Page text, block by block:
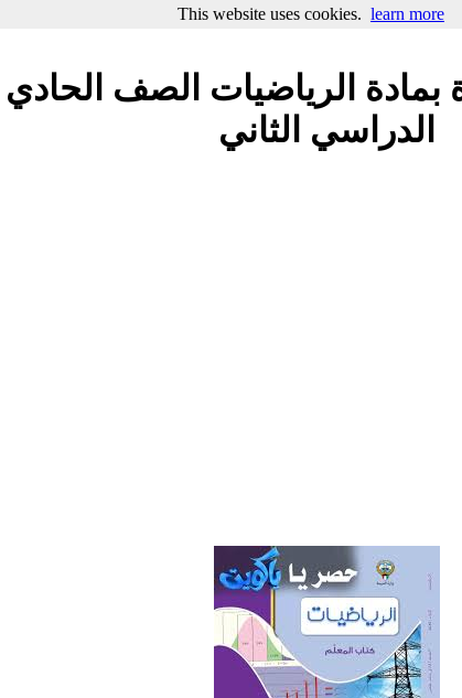
بمادة الرياضيات الصف
الدراسي الثاني
This website uses cookies. learn more